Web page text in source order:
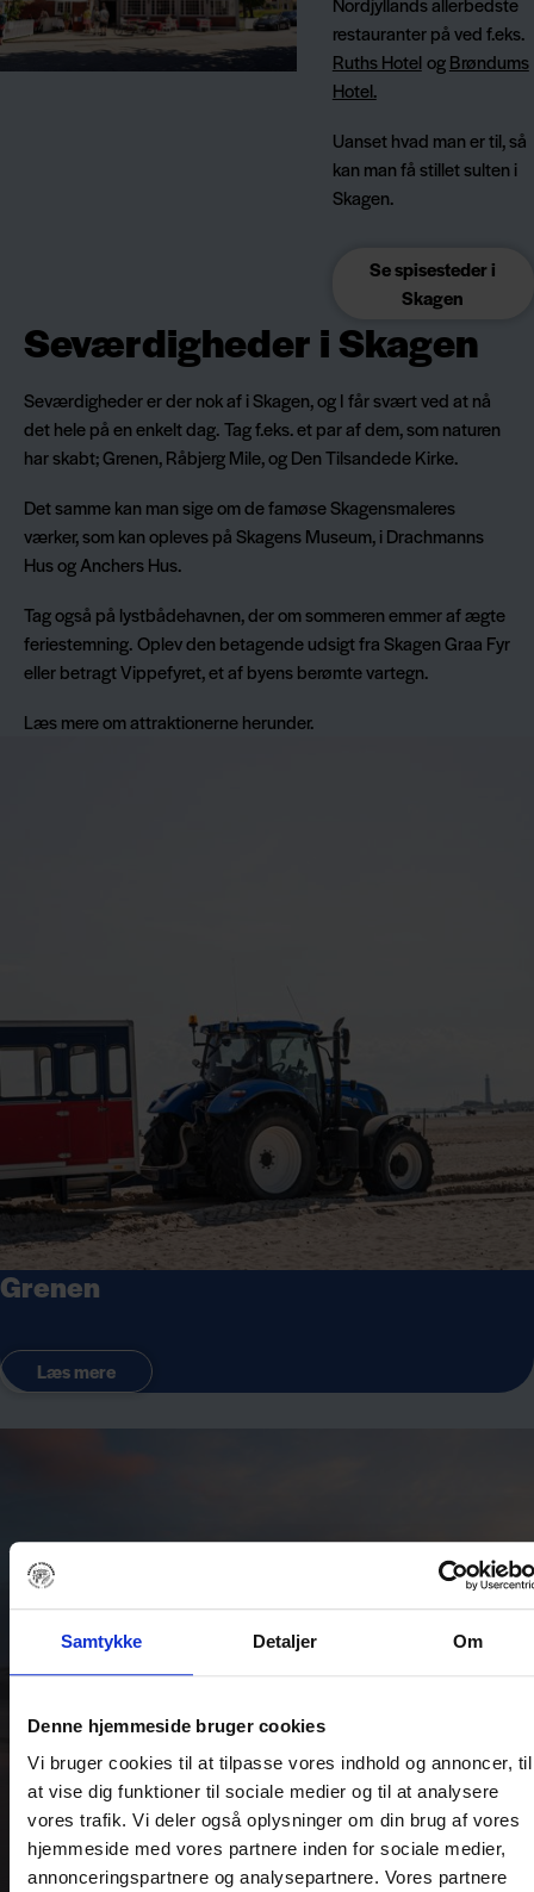
Samtykke Detaljer Om
Denne hjemmeside bruger cookies
Vi bruger cookies til at tilpasse vores indhold og annoncer, til
at vise dig funktioner til sociale medier og til at analysere
vores trafik. Vi deler også oplysninger om din brug af vores
hjemmeside med vores partnere inden for sociale medier,
annonceringspartnere og analysepartnere. Vores partnere
restauranter på ved f.eks.
Ruths HotelogBrøndums
Hotel.
Uanset hvad man er til, så
kan man få stillet sulten i
Skagen.
Se spisesteder i
Skagen
Seværdigheder i Skagen
Seværdigheder er der nok af i Skagen, og I får svært ved at nå
det hele på en enkelt dag. Tag f.eks. et par af dem, som naturen
har skabt; Grenen, Råbjerg Mile, og Den Tilsandede Kirke.
Det samme kan man sige om de famøse Skagensmaleres
værker, som kan opleves på Skagens Museum, i Drachmanns
Hus og Anchers Hus.
Tag også på lystbådehavnen, der om sommeren emmer af ægte
feriestemning. Oplev den betagende udsigt fra Skagen Graa Fyr
eller betragt Vippefyret, et af byens berømte vartegn.
Læs mere om attraktionerne herunder.
Grenen
Læs mere